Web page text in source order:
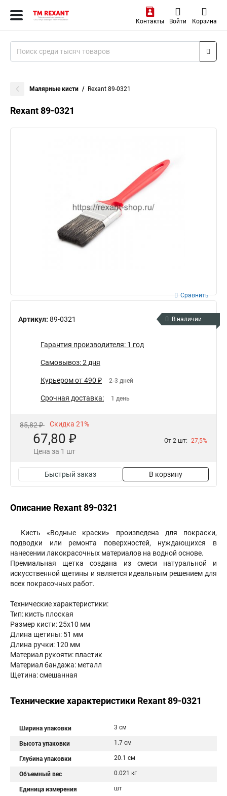
Контакты Войти Корзина
Малярные кисти Rexant 89-0321
Rexant 89-0321
Артикул: 89-0321
Сравнить
В наличии
Гарантия производителя: 1 год
Самовывоз: 2 дня
Курьером от 490 ₽ 2-3 дней
Срочная доставка: 1 день
85,82 ₽ Скидка 21%
67,80 ₽
Цена за 1 шт
От 2 шт: 27,5%
Быстрый заказ В корзину
Описание Rexant 89-0321
Кисть «Водные краски» произведена для покраски,
подводки или ремонта поверхностей, нуждающихся в
нанесении лакокрасочных материалов на водной основе.
Премиальная щетка создана из смеси натуральной и
искусственной щетины и является идеальным решением для
всех покрасочных работ.
Технические характеристики:
Тип: кисть плоская
Размер кисти: 25х10 мм
Длина щетины: 51 мм
Длина ручки: 120 мм
Материал рукояти: пластик
Материал бандажа: металл
Щетина: смешанная
Технические характеристики Rexant 89-0321
Ширина упаковки 3 см
Высота упаковки 1.7 см
Глубина упаковки 20.1 см
Объемный вес 0.021 кг
Единица измерения шт